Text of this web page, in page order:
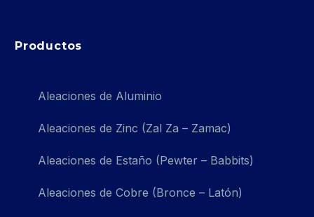
Productos
Aleaciones de Aluminio
Aleaciones de Zinc (Zal Za – Zamac)
Aleaciones de Estaño (Pewter – Babbits)
Aleaciones de Cobre (Bronce – Latón)